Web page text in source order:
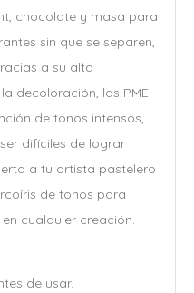
chocolate y masa para
sin que se separen,
a su alta
decoloración, las PME
de tonos intensos,
difíciles de lograr
a tu artista pastelero
de tonos para
cualquier creación.
de usar.